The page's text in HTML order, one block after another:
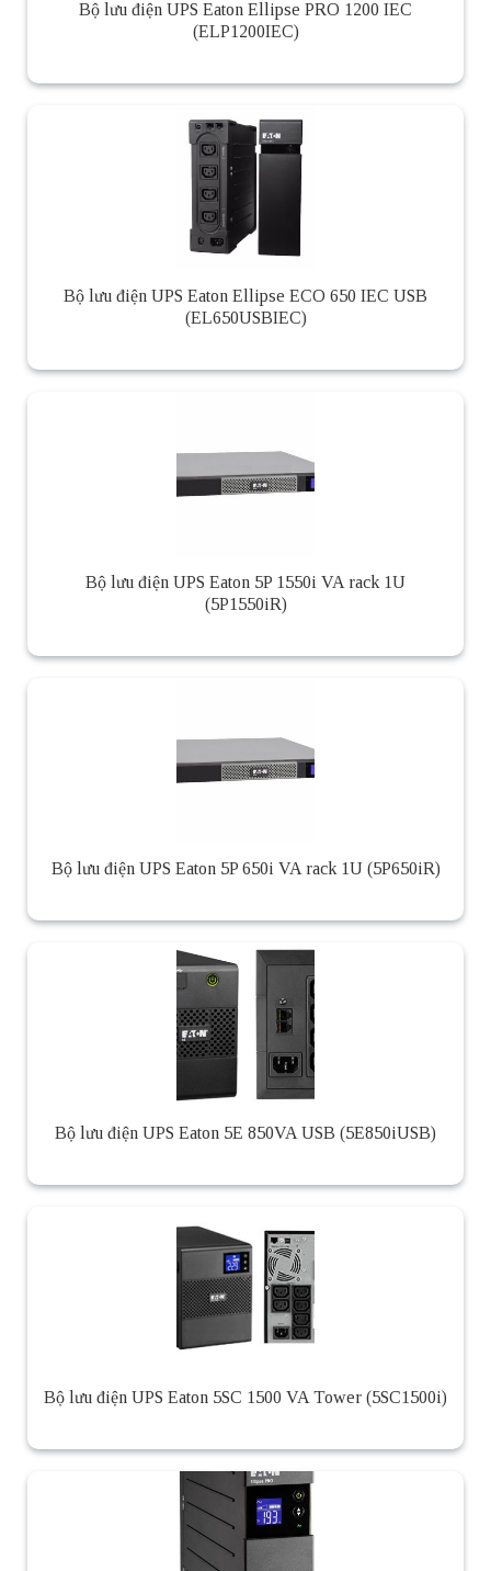
Bộ lưu điện UPS Eaton Ellipse PRO 1200 IEC
(ELP1200IEC)
Bộ lưu điện UPS Eaton Ellipse ECO 650 IEC USB
(EL650USBIEC)
Bộ lưu điện UPS Eaton 5P 1550i VA rack 1U
(5P1550iR)
Bộ lưu điện UPS Eaton 5P 650i VA rack 1U (5P650iR)
Bộ lưu điện UPS Eaton 5E 850VA USB (5E850iUSB)
Bộ lưu điện UPS Eaton 5SC 1500 VA Tower (5SC1500i)